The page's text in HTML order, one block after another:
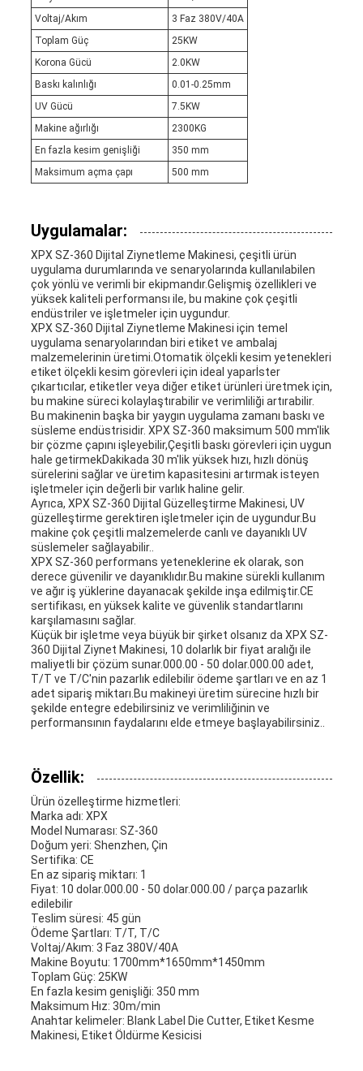
Voltaj/Akım
3 Faz 380V/40A
Toplam Güç
25KW
Korona Gücü
2.0KW
Baskı kalınlığı
0.01-0.25mm
UV Gücü
7.5KW
Makine ağırlığı
2300KG
En fazla kesim genişliği
350 mm
Maksimum açma çapı
500 mm
Uygulamalar:
XPX SZ-360 Dijital Ziynetleme Makinesi, çeşitli ürün
uygulama durumlarında ve senaryolarında kullanılabilen
çok yönlü ve verimli bir ekipmandır.Gelişmiş özellikleri ve
yüksek kaliteli performansı ile, bu makine çok çeşitli
endüstriler ve işletmeler için uygundur.
XPX SZ-360 Dijital Ziynetleme Makinesi için temel
uygulama senaryolarından biri etiket ve ambalaj
malzemelerinin üretimi.Otomatik ölçekli kesim yetenekleri
etiket ölçekli kesim görevleri için ideal yaparİster
çıkartıcılar, etiketler veya diğer etiket ürünleri üretmek için,
bu makine süreci kolaylaştırabilir ve verimliliği artırabilir.
Bu makinenin başka bir yaygın uygulama zamanı baskı ve
süsleme endüstrisidir. XPX SZ-360 maksimum 500 mm'lik
bir çözme çapını işleyebilir,Çeşitli baskı görevleri için uygun
hale getirmekDakikada 30 m'lik yüksek hızı, hızlı dönüş
sürelerini sağlar ve üretim kapasitesini artırmak isteyen
işletmeler için değerli bir varlık haline gelir.
Ayrıca, XPX SZ-360 Dijital Güzelleştirme Makinesi, UV
güzelleştirme gerektiren işletmeler için de uygundur.Bu
makine çok çeşitli malzemelerde canlı ve dayanıklı UV
süslemeler sağlayabilir..
XPX SZ-360 performans yeteneklerine ek olarak, son
derece güvenilir ve dayanıklıdır.Bu makine sürekli kullanım
ve ağır iş yüklerine dayanacak şekilde inşa edilmiştir.CE
sertifikası, en yüksek kalite ve güvenlik standartlarını
karşılamasını sağlar.
Küçük bir işletme veya büyük bir şirket olsanız da XPX SZ-
360 Dijital Ziynet Makinesi, 10 dolarlık bir fiyat aralığı ile
maliyetli bir çözüm sunar.000.00 - 50 dolar.000.00 adet,
T/T ve T/C'nin pazarlık edilebilir ödeme şartları ve en az 1
adet sipariş miktarı.Bu makineyi üretim sürecine hızlı bir
şekilde entegre edebilirsiniz ve verimliliğinin ve
performansının faydalarını elde etmeye başlayabilirsiniz..
Özellik:
Ürün özelleştirme hizmetleri:
Marka adı: XPX
Model Numarası: SZ-360
Doğum yeri: Shenzhen, Çin
Sertifika: CE
En az sipariş miktarı: 1
Fiyat: 10 dolar.000.00 - 50 dolar.000.00 / parça pazarlık
edilebilir
Teslim süresi: 45 gün
Ödeme Şartları: T/T, T/C
Voltaj/Akım: 3 Faz 380V/40A
Makine Boyutu: 1700mm*1650mm*1450mm
Toplam Güç: 25KW
En fazla kesim genişliği: 350 mm
Maksimum Hız: 30m/min
Anahtar kelimeler: Blank Label Die Cutter, Etiket Kesme
Makinesi, Etiket Öldürme Kesicisi